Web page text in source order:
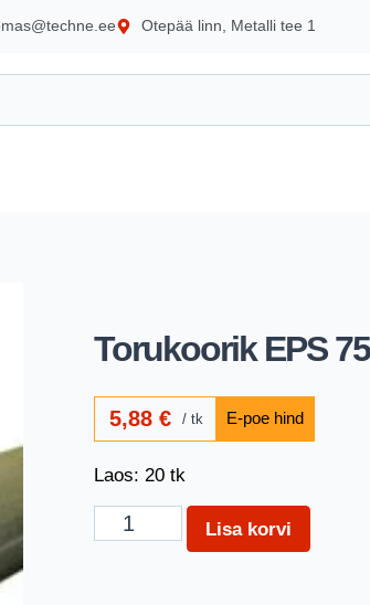
Otepää linn, Metalli tee 1
Torukoorik EPS
5,88€ tk
Laos: 20 tk
Lisa korvi